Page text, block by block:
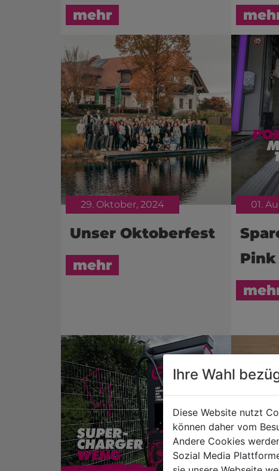
mehr
29. Oktober, 2024
Unser Oktoberfest
mehr
01.
Ihre Wahl
Diese Website nutzt
können daher vom
Andere Cookies
Sozial Media